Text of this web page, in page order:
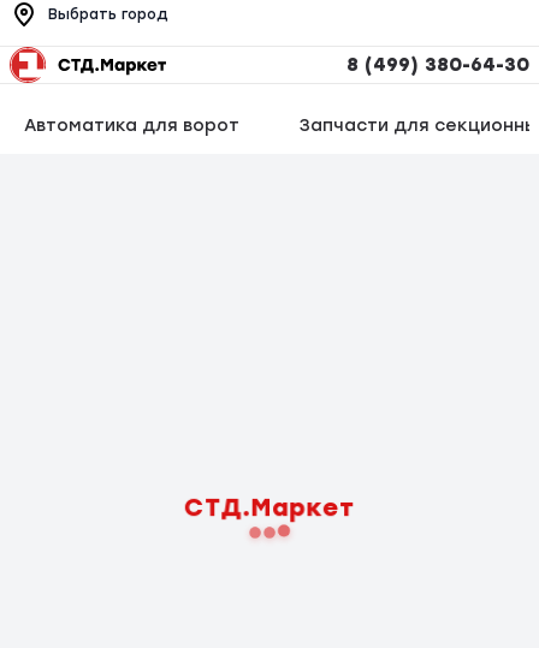
Выбрать город
8 (499) 380-64-30
Автоматика для ворот Запчасти для
СТД.Маркет